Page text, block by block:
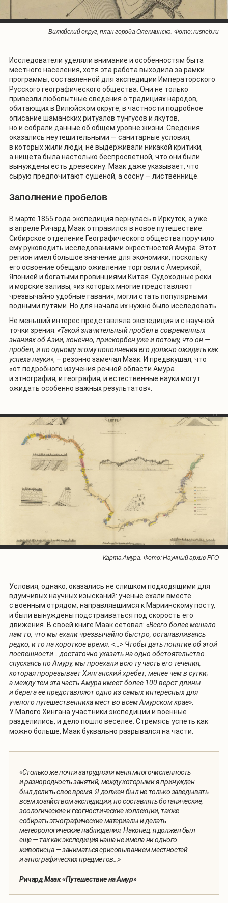
Вилюйский округ, план города Олекминска. Фото: rusneb.ru
Изотермическая карта, составленная по итогам экспедиции. Фото:
rusneb.ru
Исследователи уделяли внимание и особенностям быта
местного населения, хотя эта работа выходила за рамки
программы, составленной для экспедиции Императорского
Русского географического общества. Они не только
привезли любопытные сведения о традициях народов,
обитающих в Вилюйском округе, в частности подробное
описание шаманских ритуалов тунгусов и якутов,
но и собрали данные об общем уровне жизни. Сведения
оказались неутешительными — санитарные условия,
в которых жили люди, не выдерживали никакой критики,
а нищета была настолько беспросветной, что они были
вынуждены есть древесину: Маак даже указывает, что
сырую предпочитают сушеной, а сосну — лиственнице.
Заполнение пробелов
В марте 1855 года экспедиция вернулась в Иркутск, а уже
в апреле Ричард Маак отправился в новое путешествие.
Сибирское отделение Географического общества поручило
ему руководить исследованиями окрестностей Амура. Этот
регион имел большое значение для экономики, поскольку
его освоение обещало оживление торговли с Америкой,
Японией и богатыми провинциями Китая. Судоходные реки
и морские заливы, «из которых многие представляют
чрезвычайно удобные гавани», могли стать популярными
водными путями. Но для начала их нужно было исследовать.
Не меньший интерес представляла экспедиция и с научной
точки зрения. «Такой значительный пробел в современных
знаниях об Азии, конечно, прискорбен уже и потому, что он —
пробел, и по одному этому пополнения его должно ожидать как
успеха науки», – резонно замечал Маак. И предвкушал, что
«от подробного изучения речной области Амура
и этнография, и география, и естественные науки могут
ожидать особенно важных результатов».
Карта Амура. Фото: Научный архив РГО
План албазинского укрепления и китайского лагеря. Фото: Научный
архив РГО
Условия, однако, оказались не слишком подходящими для
вдумчивых научных изысканий: ученые ехали вместе
с военным отрядом, направлявшимся к Мариинскому посту,
и были вынуждены подстраиваться под скорость его
движения. В своей книге Маак сетовал: «Всего более мешало
нам то, что мы ехали чрезвычайно быстро, останавливаясь
редко, и то на короткое время. <…> Чтобы дать понятие об этой
поспешности… достаточно указать на одно обстоятельство…
спускаясь по Амуру, мы проехали всю ту часть его течения,
которая прорезывает Хинганский хребет, менее чем в сутки;
а между тем эта часть Амура имеет более 100 верст длины
и берега ее представляют одно из самых интересных для
ученого путешественника мест во всем Амурском крае».
У Малого Хингана участники экспедиции и военные
разделились, и дело пошло веселее. Стремясь успеть как
можно больше, Маак буквально разрывался на части.
«Столько же почти затрудняли меня многочисленность
и разнородность занятий, между которыми я принужден
был делить свое время. Я должен был не только заведывать
всем хозяйством экспедиции, но составлять ботанические,
зоологические и геогностические коллекции, также
собирать этнографические материалы и делать
метеорологические наблюдения. Наконец, я должен был
еще — так как экспедиция наша не имела ни одного
живописца — заниматься срисовыванием местностей
и этнографических предметов…»
Ричард Маак «Путешествие на Амур»